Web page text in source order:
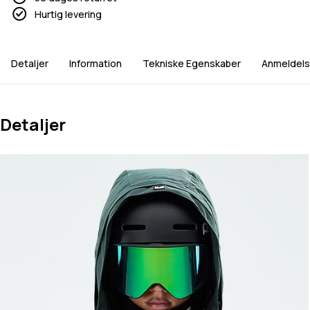
Hurtig levering
Detaljer Information Tekniske Egenskaber
Detaljer